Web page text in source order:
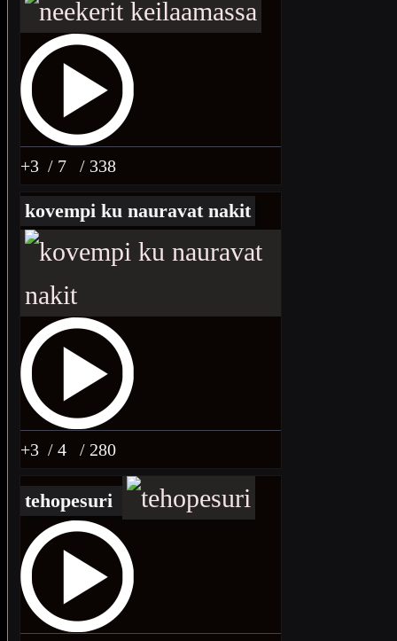
+3 / 7 / 338
kovempi ku nauravat nakit
+3 / 4 / 280
tehopesuri